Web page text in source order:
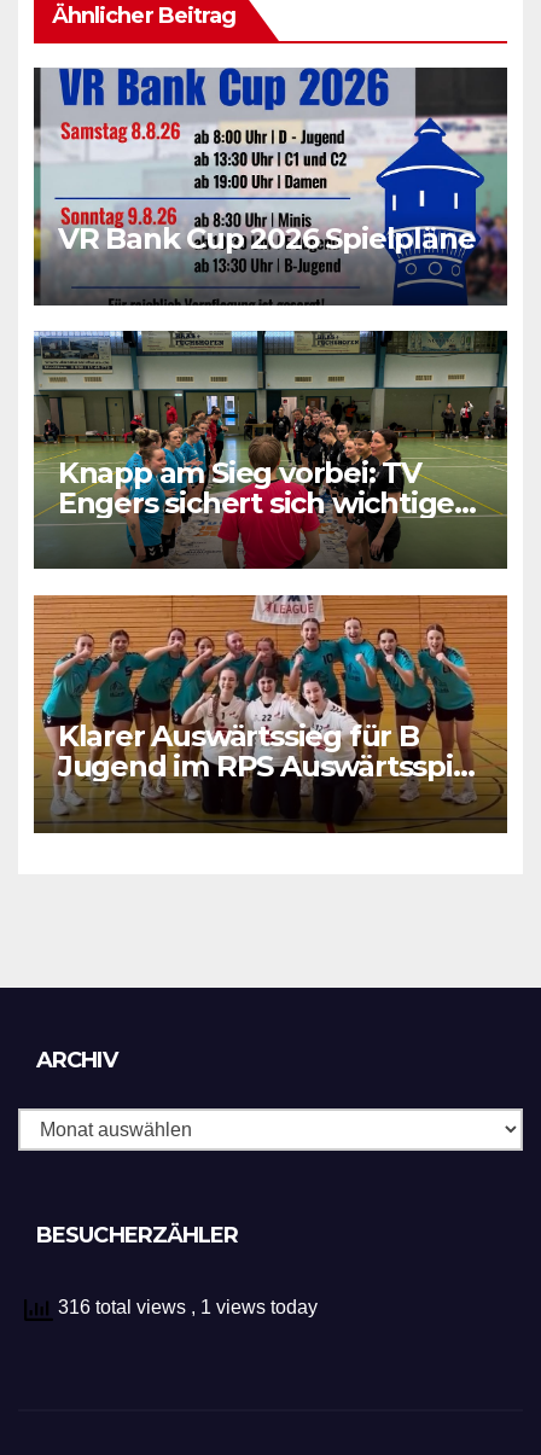
Ähnlicher Beitrag
VR Bank Cup 2026 Spielpläne
Knapp am Sieg vorbei: TV
Engers sichert sich wichtigen
Punkt
Klarer Auswärtssieg für B
Jugend im RPS Auswärtsspiel
in Luxenburg
ARCHIV
BESUCHERZÄHLER
316 total views , 1 views today